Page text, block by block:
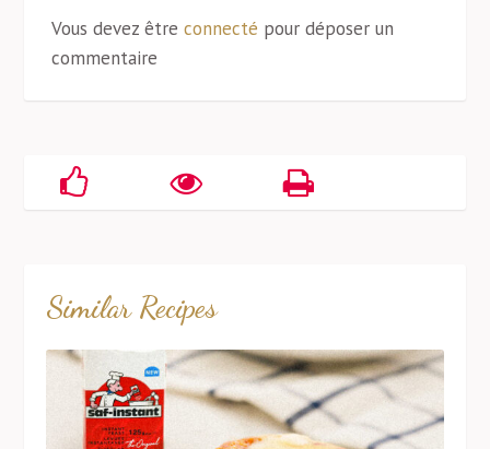
Vous devez êtreconnecté pour déposer un
commentaire
Similar Recipes